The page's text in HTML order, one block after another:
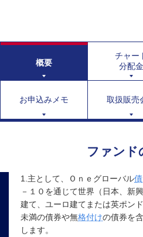
概要
チャー
分配金
お申込みメモ 取扱販売
ファンド
1.主として、Ｏｎｅグローバル
－１０を通じて世界（日本、新
建て、ユーロ建てまたは英ポン
未満の債券や無格付けの債券を
します。